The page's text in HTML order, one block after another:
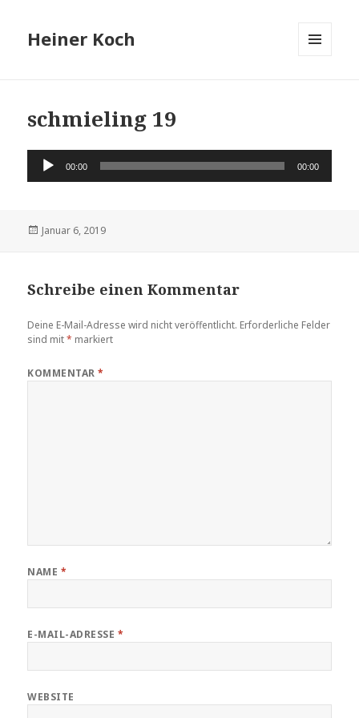
Heiner Koch
schmieling 19
Audio-
Player
00:00 00:00
Veröffentlicht
Januar 6, 2019
Schreibe einen Kommentar
Deine E-Mail-Adresse wird nicht veröffentlicht. Erforderliche Felder
sind mit* markiert
KOMMENTAR*
NAME *
E-MAIL-ADRESSE *
WEBSITE